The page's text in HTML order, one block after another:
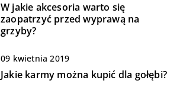
W jakie akcesoria warto się
zaopatrzyć przed wyprawą na
grzyby?
09 kwietnia 2019
Jakie karmy można kupić dla gołębi?